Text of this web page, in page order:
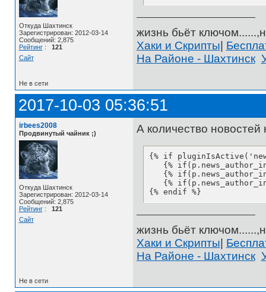
Откуда Шахтинск
Зарегистрирован: 2012-03-14
Сообщений: 2,875
Рейтинг: 121
Сайт
жизнь бьёт
Хаки и Скрипты|
На Районе - Шахтинск
Не в сети
2017-10-03 05:36:51
irbees2008
Продвинутый чайник ;)
Откуда Шахтинск
Зарегистрирован: 2012-03-14
Сообщений: 2,875
Рейтинг: 121
Сайт
А количество новостей
{% if
{%
{%
{%
{% endif %}
жизнь бьёт
Хаки и Скрипты|
На Районе - Шахтинск
Не в сети